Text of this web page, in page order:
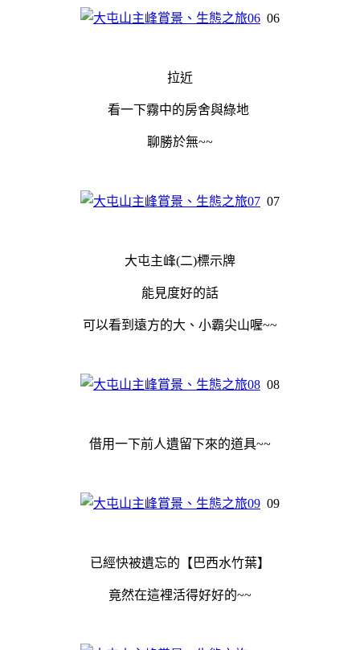
06
拉近
看一下霧中的房舍與綠地
聊勝於無~~
07
大屯主峰(二)標示牌
能見度好的話
可以看到遠方的大、小霸尖山喔~~
08
借用一下前人遺留下來的道具~~
09
已經快被遺忘的【巴西水竹葉】
竟然在這裡活得好好的~~